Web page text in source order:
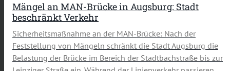
Mängel an MAN-Brücke in Augsburg: Stadt
beschränkt Verkehr
Sicherheitsmaßnahme an der MAN-Brücke: Nach der
Feststellung von Mängeln schränkt die Stadt Augsburg die
Belastung der Brücke im Bereich der Stadtbachstraße bis zur